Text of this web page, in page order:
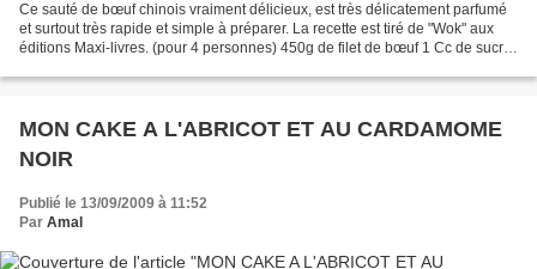
Ce sauté de bœuf chinois vraiment délicieux, est très délicatement parfumé
et surtout très rapide et simple à préparer. La recette est tiré de "Wok" aux
éditions Maxi-livres. (pour 4 personnes) 450g de filet de bœuf 1 Cc de sucre
MON CAKE A L'ABRICOT ET AU CARDAMOME
NOIR
Publié le 13/09/2009 à 11:52
Par Amal